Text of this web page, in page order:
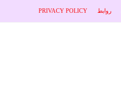
روابط PRIVACY POLICY